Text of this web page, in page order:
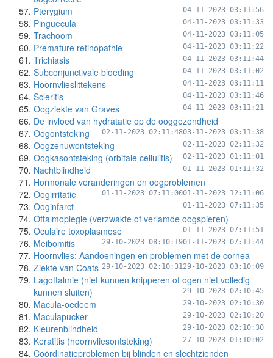
Pterygium 04-11-2023 03:11:56
Pinguecula 04-11-2023 03:11:33
Trachoom 04-11-2023 03:11:05
Premature retinopathie 04-11-2023 03:11:22
Trichiasis 04-11-2023 03:11:44
Subconjunctivale bloeding 04-11-2023 03:11:02
Hoornvlieslittekens 04-11-2023 03:11:11
Scleritis 04-11-2023 03:11:46
Oogziekte van Graves 04-11-2023 03:11:21
De invloed van hydratatie op de ooggezondheid
03-11-2023 03:11:38
Oogontsteking 02-11-2023 02:11:48
Oogzenuwontsteking 02-11-2023 02:11:32
Oogkasontsteking (orbitale cellulitis) 02-11-2023 01:11:01
Nachtblindheid 01-11-2023 01:11:32
Hormonale veranderingen en oogproblemen
01-11-2023 12:11:06
Oogirritatie 01-11-2023 07:11:00
Ooginfarct 01-11-2023 07:11:35
Oftalmoplegie (verzwakte of verlamde oogspieren)
01-11-2023 07:11:51
Oculaire toxoplasmose
01-11-2023 07:11:44
Meibomitis 29-10-2023 08:10:19
Hoornvlies: Aandoeningen en problemen met de cornea
29-10-2023 03:10:09
Ziekte van Coats 29-10-2023 02:10:31
Lagoftalmie (niet kunnen knipperen of ogen niet volledig
kunnen sluiten)
29-10-2023 02:10:45
Macula-oedeem 29-10-2023 02:10:30
Maculapucker 29-10-2023 02:10:20
Kleurenblindheid 29-10-2023 02:10:30
Keratitis (hoornvliesontsteking) 27-10-2023 01:10:02
Coördinatieproblemen bij blinden en slechtzienden